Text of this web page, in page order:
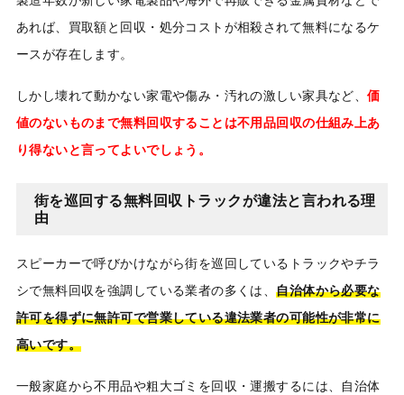
あれば、買取額と回収・処分コストが相殺されて無料になるケ
ースが存在します。
しかし壊れて動かない家電や傷み・汚れの激しい家具など、価
値のないものまで無料回収することは不用品回収の仕組み上あ
り得ないと言ってよいでしょう。
街を巡回する無料回収トラックが違法と言われる理
由
スピーカーで呼びかけながら街を巡回しているトラックやチラ
シで無料回収を強調している業者の多くは、自治体から必要な
許可を得ずに無許可で営業している違法業者の可能性が非常に
高いです。
一般家庭から不用品や粗大ゴミを回収・運搬するには、自治体